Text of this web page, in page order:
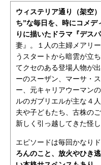
ウィステリア通り（架空
ち”な毎日を、時にコメ
りに描いたドラマ『デス
妻』。１人の主婦メアリ
うスタートから暗雲が立
てクセのある登場人物が
ーのスーザン、マーサ・
ー、元キャリアウーマン
ルのガブリエルが主な４
夫や子どもたち、古株の
新しく引っ越してきた怪
エピソードは毎回かなりド
ろんのこと、放火やひき